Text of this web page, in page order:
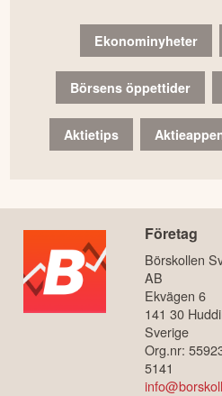
Ekonominyheter
Börsens öppettider
Aktietips
Företag
Börskollen
AB
Ekvägen 6
141 30
Sverige
Org.nr:
5141